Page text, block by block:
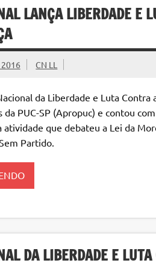
LANÇA LIBERDADE E
CN LL
da Liberdade e Luta Contra
da PUC-SP (Apropuc) e contou
atividade que debateu a Lei da
Partido.
DA LIBERDADE E